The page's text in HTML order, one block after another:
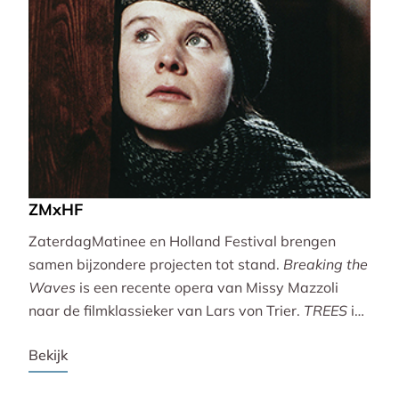
ZMxHF
ZaterdagMatinee en Holland Festival brengen
samen bijzondere projecten tot stand. Breaking the
Waves is een recente opera van Missy Mazzoli
naar de filmklassieker van Lars von Trier. TREES is
met live muziek van Caroline Shaw (Pulitzer Prize &
Bekijk